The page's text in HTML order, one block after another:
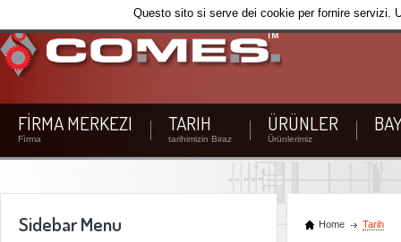
FİRMA MERKEZI
Fìrma
TARIH
tarihimizin Biraz
ÜRÜNLER
Ürünlerimiz
Sidebar Menu Home Tarih
Questo sito si serve dei cookie per fornire servizi.